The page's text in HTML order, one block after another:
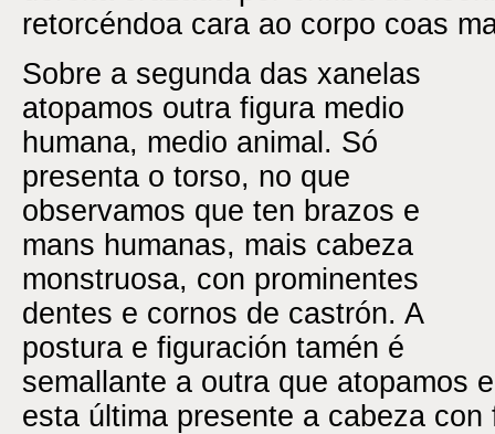
retorcéndoa cara ao corpo coas
Sobre a segunda das xanelas
atopamos outra figura medio
humana, medio animal. Só
presenta o torso, no que
observamos que ten brazos e
mans humanas, mais cabeza
monstruosa, con prominentes
dentes e cornos de castrón. A
postura e figuración tamén é
semallante a outra que atopamos
esta última presente a cabeza con